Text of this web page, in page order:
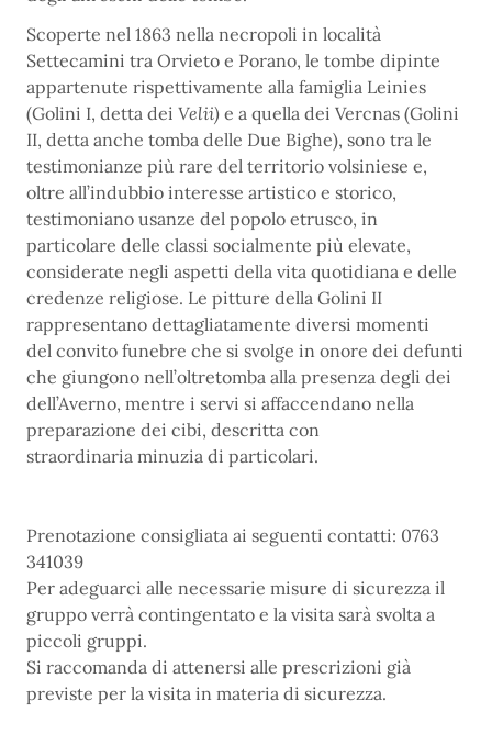
Scoperte nel 1863 nella necropoli in località
Settecamini tra Orvieto e Porano, le tombe dipinte
appartenute rispettivamente alla famiglia Leinies
(Golini I, detta dei Velii) e a quella dei Vercnas (Golini
II, detta anche tomba delle Due Bighe), sono tra le
testimonianze più rare del territorio volsiniese e,
oltre all’indubbio interesse artistico e storico,
testimoniano usanze del popolo etrusco, in
particolare delle classi socialmente più elevate,
considerate negli aspetti della vita quotidiana e delle
credenze religiose. Le pitture della Golini II
rappresentano dettagliatamente diversi momenti
del convito funebre che si svolge in onore dei defunti
che giungono nell’oltretomba alla presenza degli dei
dell’Averno, mentre i servi si affaccendano nella
preparazione dei cibi, descritta con
straordinaria minuzia di particolari.
Prenotazione consigliata ai seguenti contatti: 0763
341039
Per adeguarci alle necessarie misure di sicurezza ​il
gruppo verrà contingentato e la visita sarà svolta a
piccoli gruppi.
Si raccomanda di attenersi alle prescrizioni già
previste per la visita in materia di sicurezza.